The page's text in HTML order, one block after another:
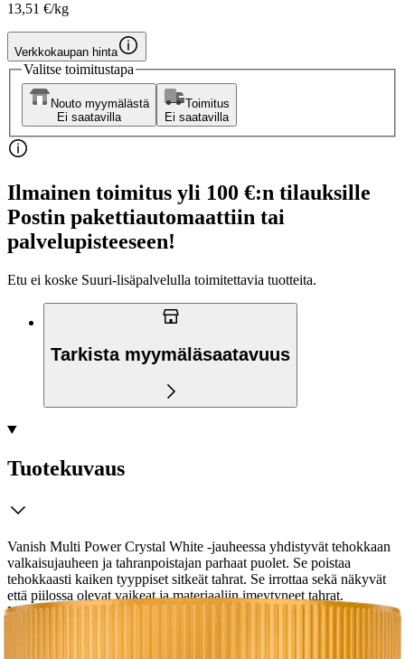
13,51 €/kg
Verkkokaupan hinta
Valitse toimitustapa
Nouto myymälästä
Ei saatavilla
Toimitus
Ei saatavilla
Ilmainen toimitus yli 100 €:n tilauksille
Postin pakettiautomaattiin tai
palvelupisteeseen!
Etu ei koske Suuri‑lisäpalvelulla toimitettavia tuotteita.
Tarkista myymäläsaatavuus
Tuotekuvaus
Vanish Multi Power Crystal White -jauheessa yhdistyvät tehokkaan
valkaisujauheen ja tahranpoistajan parhaat puolet. Se poistaa
tehokkaasti kaiken tyyppiset sitkeät tahrat. Se irrottaa sekä näkyvät
että piilossa olevat vaikeat ja materiaaliin imeytyneet tahrat.
Vaatteiden pitäminen tahrattomina on helpompaa kuin uskotkaan –